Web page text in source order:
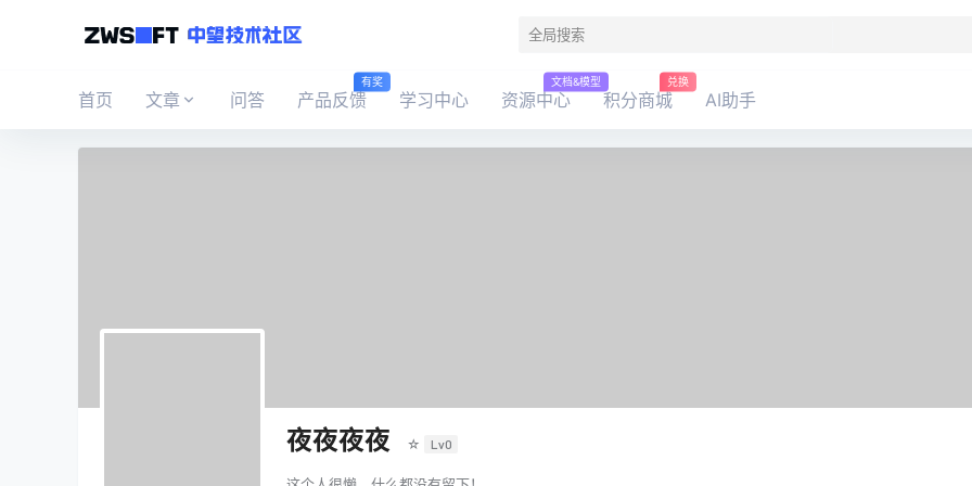
首页 文章 问答 产品反馈
有奖
学习中心 资源中心
文档&模型
积分商城
兑换
AI助手
夜夜夜夜 ☆ Lv0